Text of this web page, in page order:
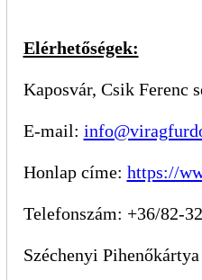
Elérhetőségek:
Kaposvár, Csik Ferenc
E-mail:
Honlap címe: https://
Telefonszám: +36/82-
Széchenyi